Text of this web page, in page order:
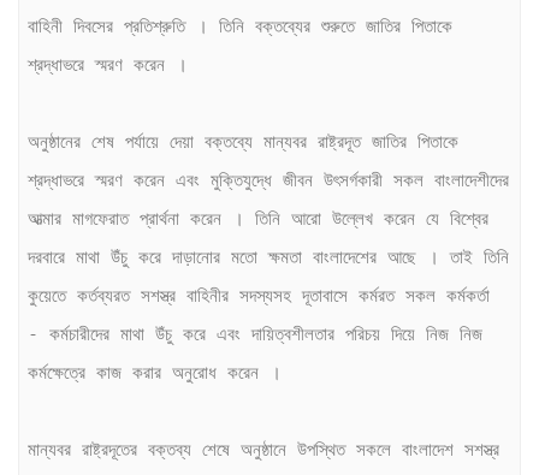
বাহিনী দিবসের প্রতিশ্রুতি । তিনি বক্তব্যের শুরুতে জাতির পিতাকে
শ্রদ্ধাভরে স্মরণ করেন ।
অনুষ্ঠানের শেষ পর্যায়ে দেয়া বক্তব্যে মান্যবর রাষ্ট্রদূত জাতির পিতাকে
শ্রদ্ধাভরে স্মরণ করেন এবং মুক্তিযুদ্ধে জীবন উৎসর্গকারী সকল বাংলাদেশীদের
আত্মার মাগফেরাত প্রার্থনা করেন । তিনি আরো উল্লেখ করেন যে বিশ্বের
দরবারে মাথা উঁচু করে দাড়ানোর মতো ক্ষমতা বাংলাদেশের আছে । তাই তিনি
কুয়েতে কর্তব্যরত সশস্ত্র বাহিনীর সদস্যসহ দূতাবাসে কর্মরত সকল কর্মকর্তা
- কর্মচারীদের মাথা উঁচু করে এবং দায়িত্বশীলতার পরিচয় দিয়ে নিজ নিজ
কর্মক্ষেত্রে কাজ করার অনুরোধ করেন ।
মান্যবর রাষ্ট্রদূতের বক্তব্য শেষে অনুষ্ঠানে উপস্থিত সকলে বাংলাদেশ সশস্ত্র